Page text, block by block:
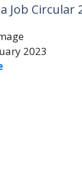
Job Circular
2023